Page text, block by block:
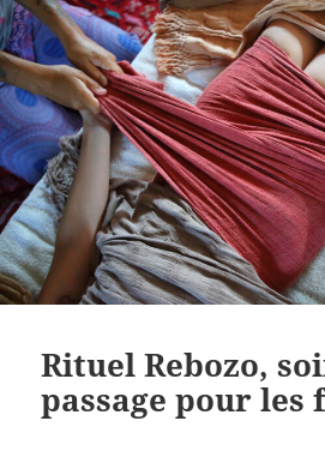
Rituel Rebozo,
passage pour les